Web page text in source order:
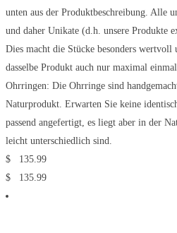
unten aus der Produktbeschreibung. Alle
und daher Unikate (d.h. unsere Produkte
Dies macht die Stücke besonders wertvoll
dasselbe Produkt auch nur maximal
Ohrringen: Die Ohrringe sind
Naturprodukt. Erwarten Sie keine
passend angefertigt, es liegt aber in der
leicht unterschiedlich sind.
$
135.99
$
135.99